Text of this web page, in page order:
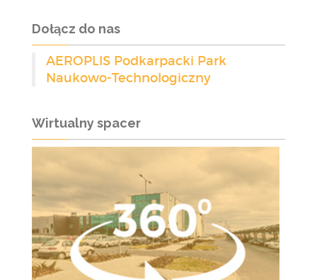
Dołącz do nas
AEROPLIS Podkarpacki Park
Naukowo-Technologiczny
Wirtualny spacer